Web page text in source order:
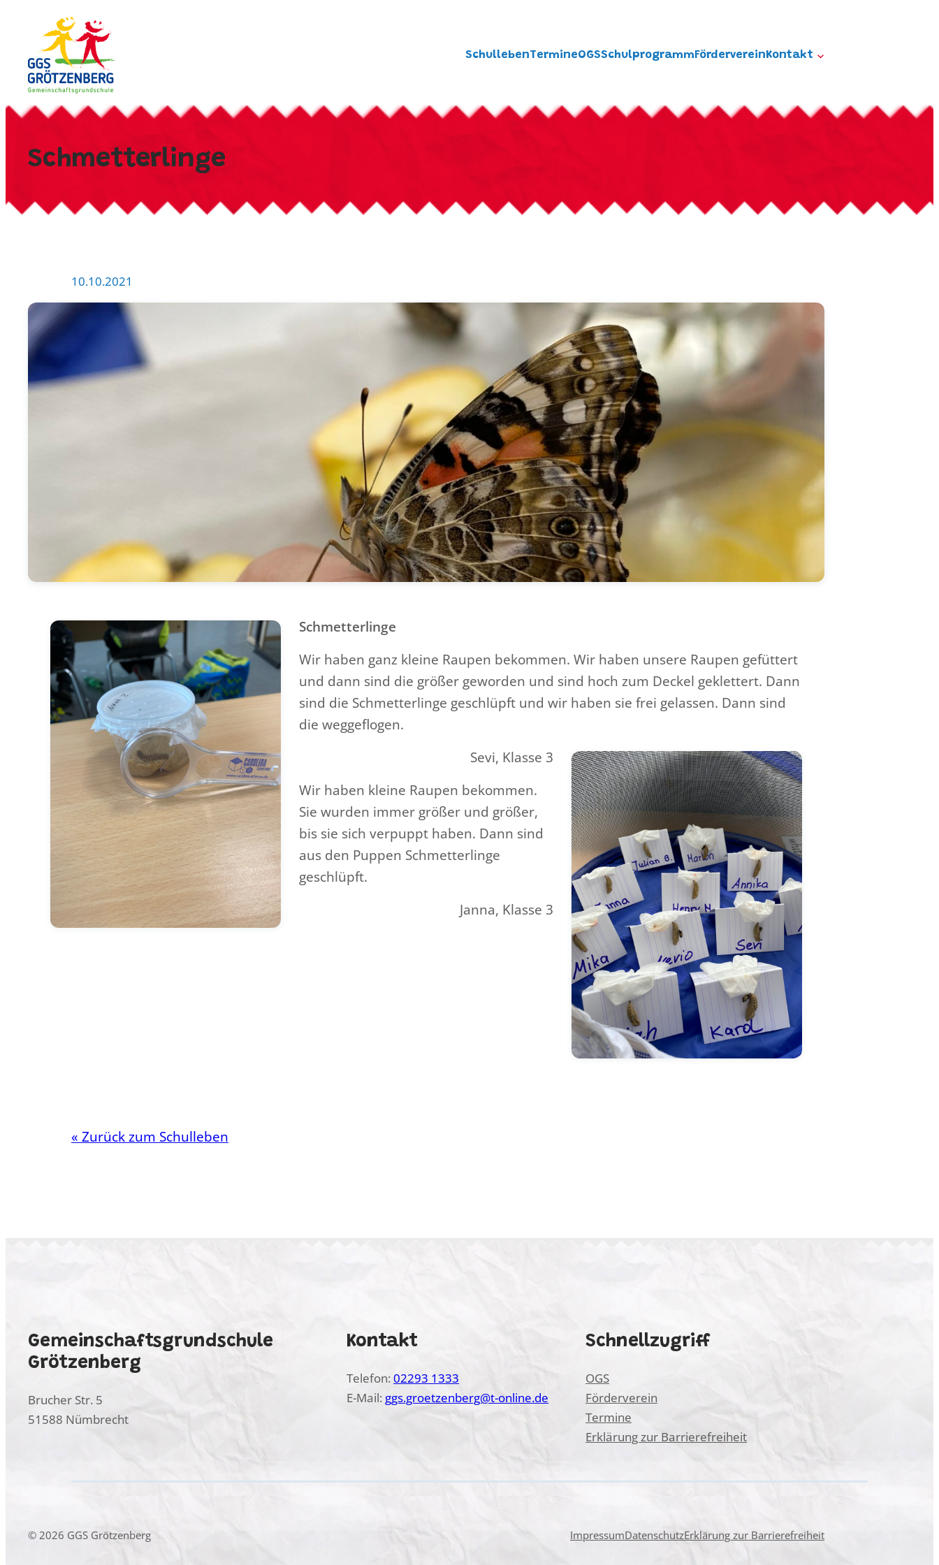
springen
SchullebenTermineOGSSchulprogramm FördervereinKontakt
Schmetterlinge
10.10.2021
Schmetterlinge
Wir haben ganz kleine Raupen bekommen. Wir haben unsere Raupen gefüttert
und dann sind die größer geworden und sind hoch zum Deckel geklettert. Dann
sind die Schmetterlinge geschlüpft und wir haben sie frei gelassen. Dann sind
die weggeflogen.
Sevi, Klasse 3
Wir haben kleine Raupen bekommen.
Sie wurden immer größer und größer,
bis sie sich verpuppt haben. Dann sind
aus den Puppen Schmetterlinge
geschlüpft.
Janna, Klasse 3
« Zurück zum Schulleben
Gemeinschaftsgrundschule
Grötzenberg
Brucher Str. 5
51588 Nümbrecht
Kontakt
Telefon:02293 1333
E-Mail: ggs.groetzenberg@t-online.de
Schnellzugriff
OGS
Förderverein
Termine
Erklärung zur Barrierefreiheit
© 2026 GGS Grötzenberg ImpressumDatenschutzErklärung zur Barrierefreiheit